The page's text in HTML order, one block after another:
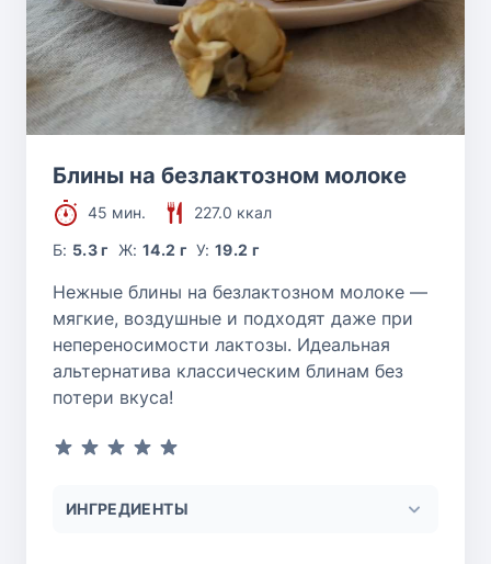
Блины на безлактозном молоке
45 мин.
227.0 ккал
Б: 5.3 г Ж: 14.2 г У:19.2 г
Нежные блины на безлактозном молоке —
мягкие, воздушные и подходят даже при
непереносимости лактозы. Идеальная
альтернатива классическим блинам без
потери вкуса!
ИНГРЕДИЕНТЫ